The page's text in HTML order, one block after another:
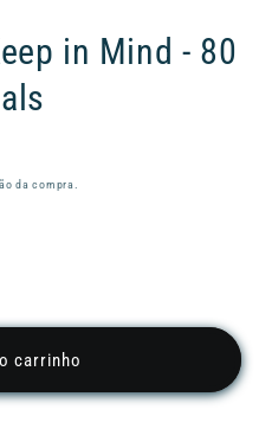
in Mind - 80
da compra.
carrinho